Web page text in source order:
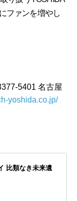
ファンを増やし
5401 名古屋
yoshida.co.jp/
比類なき未来遺